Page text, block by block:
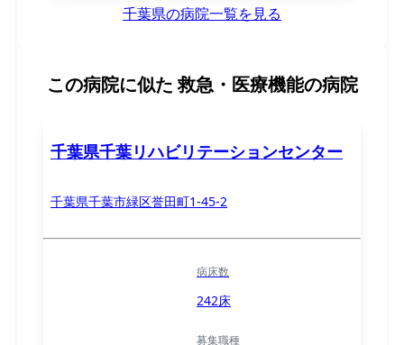
千葉県の病院一覧を見る
この病院に似た 救急・医療機能の病院
千葉県千葉リハビリテーションセンター
千葉県千葉市緑区誉田町1-45-2
病床数
242床
募集職種